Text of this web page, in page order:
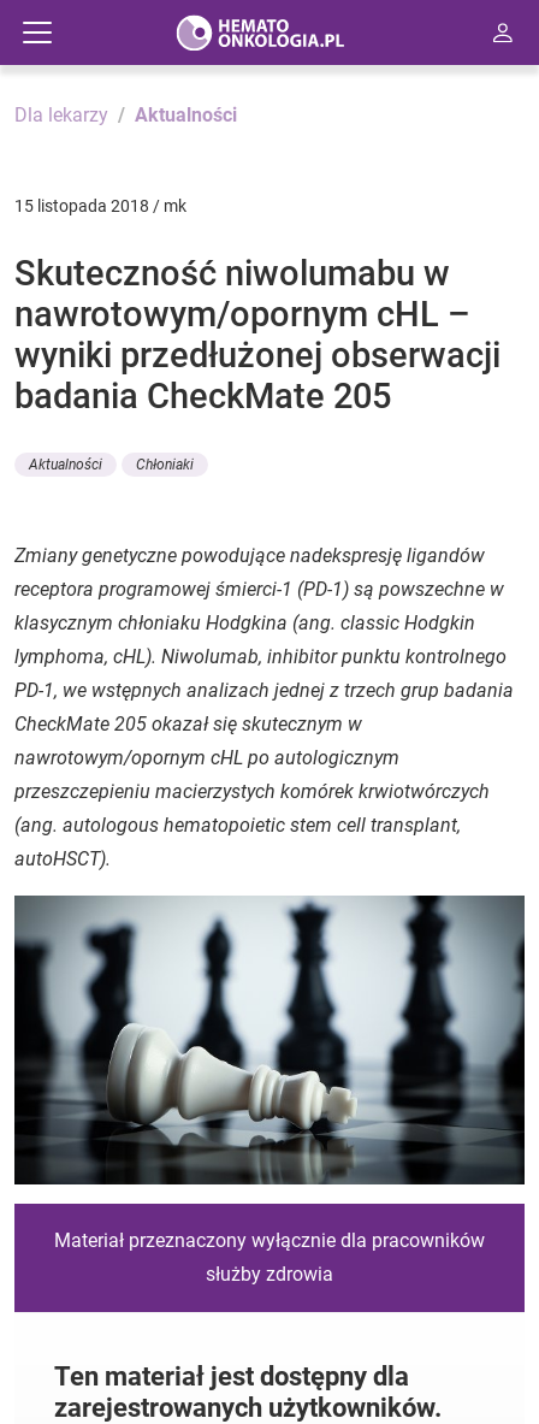
Dla lekarzy Aktualności
15 listopada 2018 / mk
Skuteczność niwolumabu w
nawrotowym/opornym cHL –
wyniki przedłużonej obserwacji
badania CheckMate 205
Aktualności Chłoniaki
Zmiany genetyczne powodujące nadekspresję ligandów
receptora programowej śmierci-1 (PD-1) są powszechne w
klasycznym chłoniaku Hodgkina (ang. classic Hodgkin
lymphoma, cHL). Niwolumab, inhibitor punktu kontrolnego
PD-1, we wstępnych analizach jednej z trzech grup badania
CheckMate 205 okazał się skutecznym w
nawrotowym/opornym cHL po autologicznym
przeszczepieniu macierzystych komórek krwiotwórczych
(ang. autologous hematopoietic stem cell transplant,
autoHSCT).
Materiał przeznaczony wyłącznie dla pracowników
służby zdrowia
Ten materiał jest dostępny dla
zarejestrowanych użytkowników.